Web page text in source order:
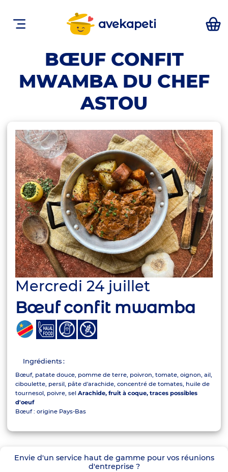
avekapeti
BŒUF CONFIT
MWAMBA DU CHEF
ASTOU
Mercredi 24 juillet
Bœuf confit mwamba
Ingrédients :
Bœuf, patate douce, pomme de terre, poivron, tomate, oignon, ail,
ciboulette, persil, pâte d'arachide, concentré de tomates, huile de
tournesol, poivre, selArachide, fruit à coque, traces possibles
d'oeuf
Bœuf : origine Pays-Bas
Envie d'un service haut de gamme pour vos réunions
d'entreprise ?